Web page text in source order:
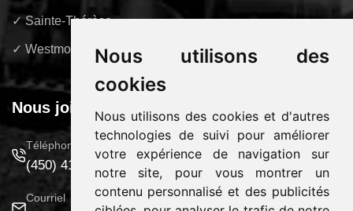
Nous utilisons des
cookies
Nous utilisons des cookies et d'autres
technologies de suivi pour améliorer
votre expérience de navigation sur
notre site, pour vous montrer un
contenu personnalisé et des publicités
✓ Sainte-Thérèse
✓ Westmount
Nous joindre
Téléphone
(450) 414-1414
Courriel